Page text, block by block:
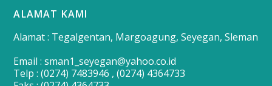
ALAMAT KAMI
Alamat : Tegalgentan, Margoagung, Seyegan, Sleman
Email : sman1_seyegan@yahoo.co.id
Telp : (0274) 7483946 , (0274) 4364733